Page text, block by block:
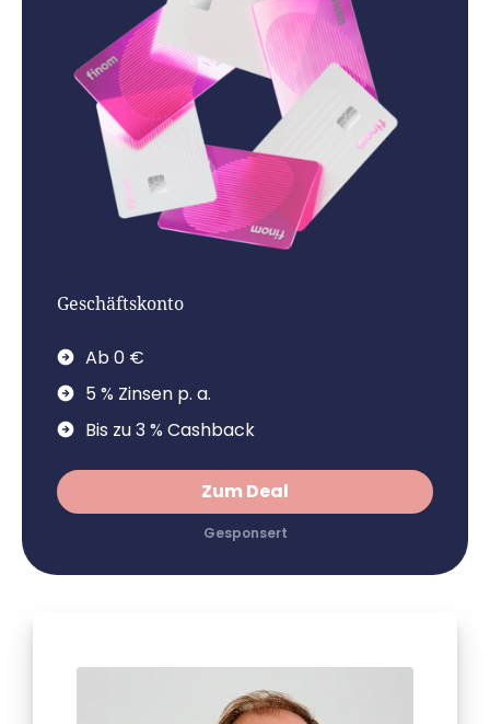
Geschäftskonto
Ab 0 €
5 % Zinsen p. a.
Bis zu 3 % Cashback
Zum Deal